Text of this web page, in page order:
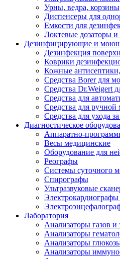
Урны, ведра, корзины
Диспенсеры для
Емкости для
Локтевые дозаторы
Дезинфицирующие и
Дезинфекция
Коврики
Кожные
Средства Borer для
Средства Dr.Weigert
Средства для
Средства для
Средства для ухода
Диагностическое
Аппаратно-
Весы медицинские
Оборудование для
Реографы
Системы суточного
Спирографы
Ультразвуковые
Лаборатория
Анализаторы газов и
Анализаторы
Анализаторы
Анализаторы